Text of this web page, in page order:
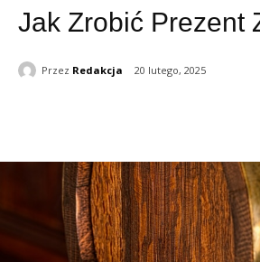
Jak Zrobić Prezent
Przez Redakcja 20 lutego, 2025